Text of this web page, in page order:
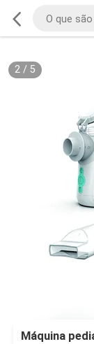
2/ 5
Máquina